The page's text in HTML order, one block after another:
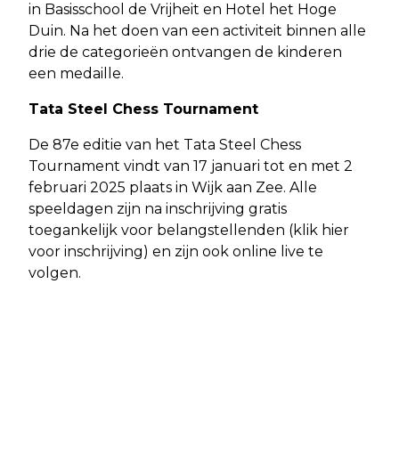
in Basisschool de Vrijheit en Hotel het Hoge
Duin. Na het doen van een activiteit binnen alle
drie de categorieën ontvangen de kinderen
een medaille.
Tata Steel Chess Tournament
De 87e editie van het Tata Steel Chess
Tournament vindt van 17 januari tot en met 2
februari 2025 plaats in Wijk aan Zee. Alle
speeldagen zijn na inschrijving gratis
toegankelijk voor belangstellenden (klik hier
voor inschrijving) en zijn ook online live te
volgen.